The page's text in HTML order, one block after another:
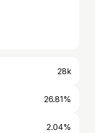
28k
26.81%
2.04%